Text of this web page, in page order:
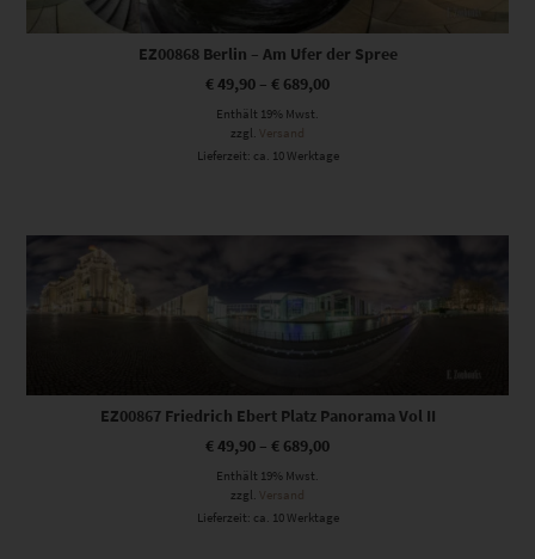
EZ00868 Berlin – Am Ufer der Spree
€49,90 – € 689,00
Enthält 19% Mwst.
zzgl. Versand
Lieferzeit: ca. 10 Werktage
Dieses Produkt weist mehrere Varianten auf. Die Optionen können auf der Produktseite gewählt werden
EZ00867 Friedrich Ebert Platz Panorama Vol II
€49,90 – € 689,00
Enthält 19% Mwst.
zzgl. Versand
Lieferzeit: ca. 10 Werktage